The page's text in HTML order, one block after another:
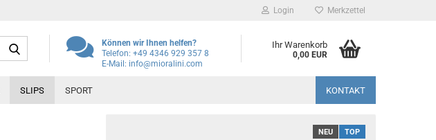
Login Merkzettel
Können wir Ihnen helfen?
Telefon: +49 4346 929 357 8
E-Mail: info@mioralini.com
Ihr Warenkorb
0,00 EUR
SLIPS SPORT KONTAKT
NEU TOP